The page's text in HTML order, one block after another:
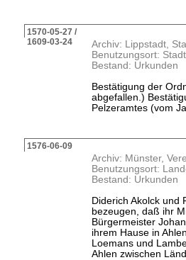
1570-05-27 /
1609-03-24
Archiv: Lippstadt,
Benutzungsort:
Bestand: Urkunden
Bestätigung der
abgefallen.)
Pelzeramtes (vom
1576-06-09
Archiv: Münster,
Benutzungsort:
Bestand: Urkunden
Diderich Akolck und
bezeugen, daß ihr
Bürgermeister
ihrem Hause in
Loemans und
Ahlen zwischen